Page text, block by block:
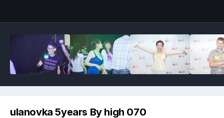
ulanovka 5years By high 070